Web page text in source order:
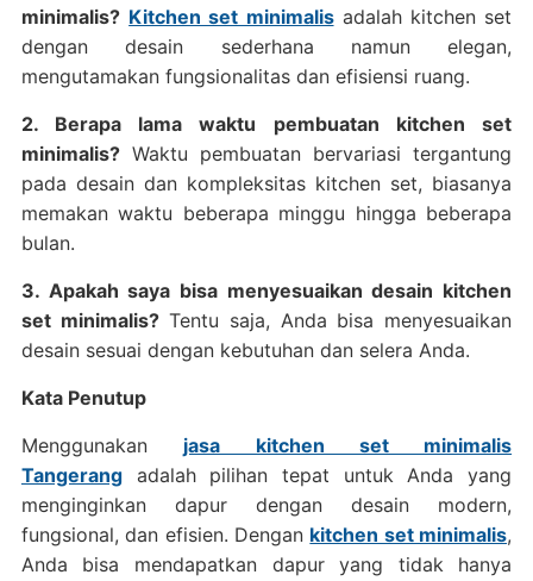
minimalis? Kitchen set minimalisadalah kitchen set
dengan desain sederhana namun elegan,
mengutamakan fungsionalitas dan efisiensi ruang.
2. Berapa lama waktu pembuatan kitchen set
minimalis?Waktu pembuatan bervariasi tergantung
pada desain dan kompleksitas kitchen set, biasanya
memakan waktu beberapa minggu hingga beberapa
bulan.
3. Apakah saya bisa menyesuaikan desain kitchen
set minimalis?Tentu saja, Anda bisa menyesuaikan
desain sesuai dengan kebutuhan dan selera Anda.
Kata Penutup
Menggunakan jasa kitchen set minimalis
Tangerangadalah pilihan tepat untuk Anda yang
menginginkan dapur dengan desain modern,
fungsional, dan efisien. Dengan kitchen set minimalis,
Anda bisa mendapatkan dapur yang tidak hanya